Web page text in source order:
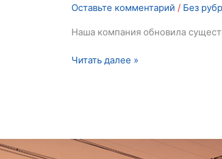
Оставьте комментарий / Без
Наша компания обновила
сайта
Читать далее »